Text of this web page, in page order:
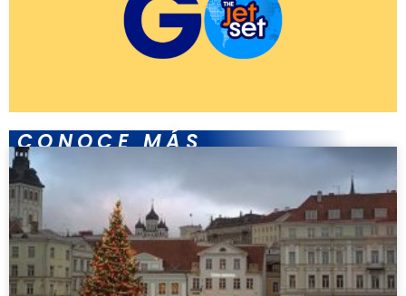
CONOCE MÁS